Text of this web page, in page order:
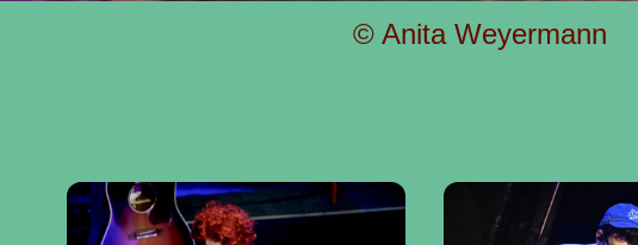
© Anita Weyermann